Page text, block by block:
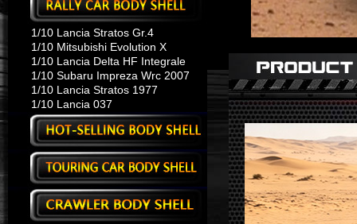
1/10 Lancia Stratos Gr.4
1/10 Mitsubishi Evolution X
1/10 Lancia Delta HF Integrale
1/10 Subaru Impreza Wrc 2007
1/10 Lancia Stratos 1977
1/10 Lancia 037